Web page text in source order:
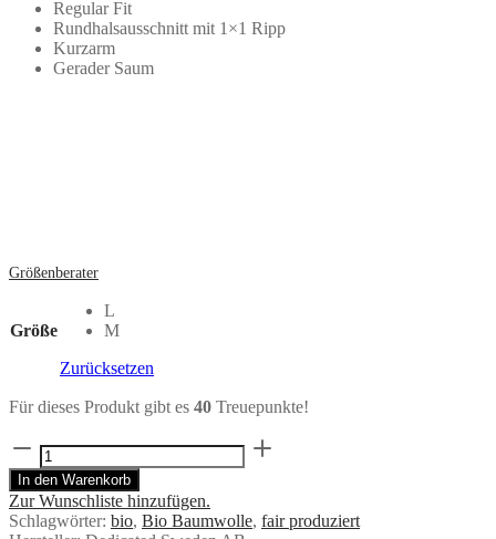
Regular Fit
Rundhalsausschnitt mit 1×1 Ripp
Kurzarm
Gerader Saum
Größenberater
Größe
L
M
Zurücksetzen
Für dieses Produkt gibt es 40 Treuepunkte!
T-
Shirt
Stockholm
DIGGIN
WHITE
In den Warenkorb
Zur Wunschliste hinzufügen.
Schlagwörter: bio, Bio Baumwolle, fair produziert